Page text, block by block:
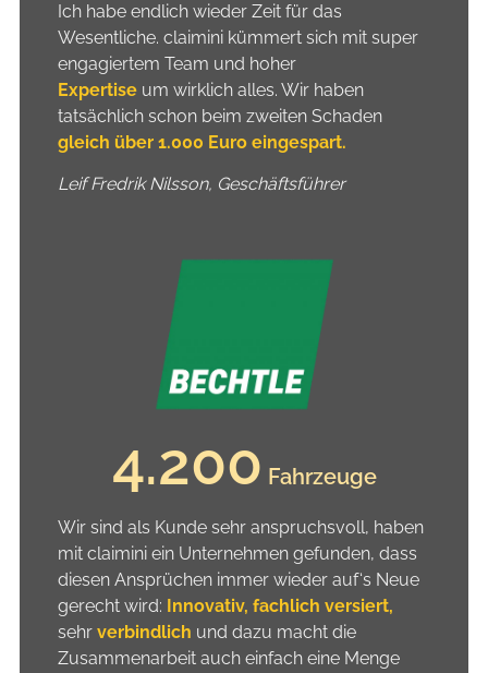
Ich habe endlich wieder Zeit für das
Wesentliche. claimini kümmert sich mit super
engagiertem Team und hoher
Expertise um wirklich alles. Wir haben
tatsächlich schon beim zweiten Schaden
gleich über 1.000 Euro eingespart.
Leif Fredrik Nilsson, Geschäftsführer
4.200 Fahrzeuge
Wir sind als Kunde sehr anspruchsvoll, haben
mit claimini ein Unternehmen gefunden, dass
diesen Ansprüchen immer wieder auf‘s Neue
gerecht wird: Innovativ, fachlich versiert,
sehr verbindlich und dazu macht die
Zusammenarbeit auch einfach eine Menge